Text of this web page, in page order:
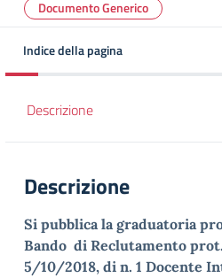
Documento Generico
Indice della pagina
Descrizione
Descrizione
Si pubblica la graduatoria
Bando di Reclutamento
5/10/2018, di n. 1 Docente